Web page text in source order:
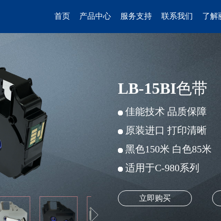
首页 产品中心 服务支持 联系我们 了解
LB-15BI色带
佳能技术 品质保障
原装进口 打印清晰
黑色150米 白色85米
适用于C-980系列
立即购买